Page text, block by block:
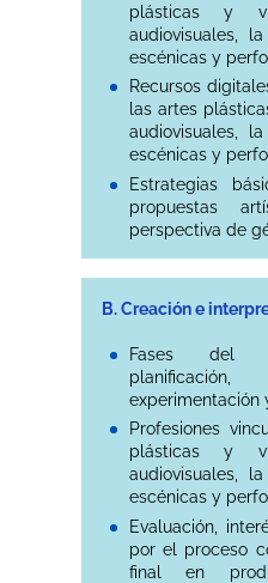
plásticas y
audiovisuales,
escénicas y
Recursos
las artes
audiovisuales,
escénicas y
Estrategias
propuestas
perspectiva de
B. Creación e
Fases del
experimentación
Profesiones
plásticas y
audiovisuales,
escénicas y
Evaluación,
por el proceso
final en